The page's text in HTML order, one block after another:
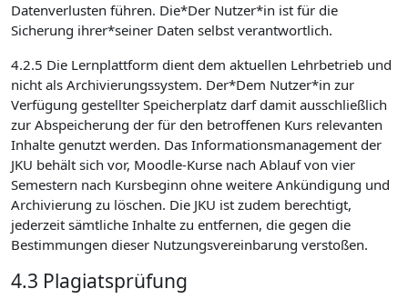
Datenverlusten führen. Die*Der Nutzer*in ist für die
Sicherung ihrer*seiner Daten selbst verantwortlich.
4.2.5 Die Lernplattform dient dem aktuellen Lehrbetrieb und
nicht als Archivierungssystem. Der*Dem Nutzer*in zur
Verfügung gestellter Speicherplatz darf damit ausschließlich
zur Abspeicherung der für den betroffenen Kurs relevanten
Inhalte genutzt werden. Das Informationsmanagement der
JKU behält sich vor, Moodle-Kurse nach Ablauf von vier
Semestern nach Kursbeginn ohne weitere Ankündigung und
Archivierung zu löschen. Die JKU ist zudem berechtigt,
jederzeit sämtliche Inhalte zu entfernen, die gegen die
Bestimmungen dieser Nutzungsvereinbarung verstoßen.
4.3 Plagiatsprüfung